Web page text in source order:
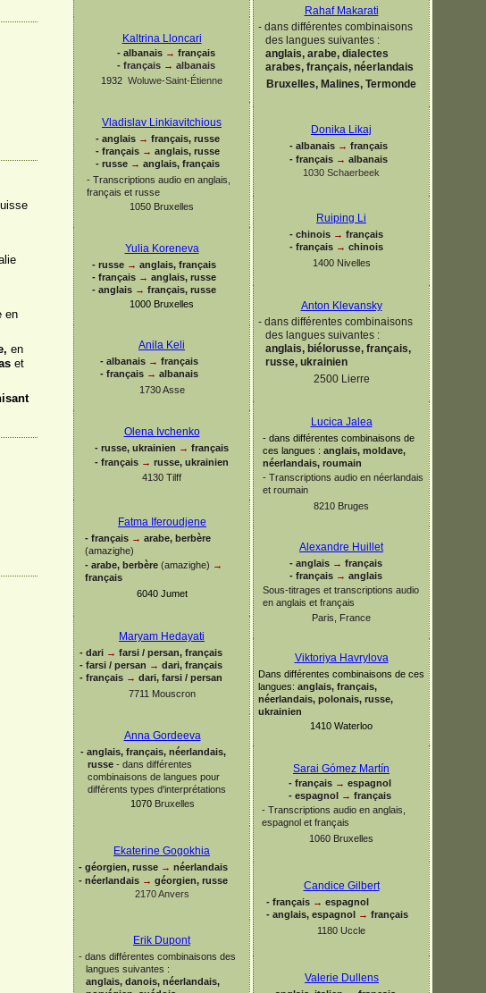
Rahaf Makarati
- dans différentes combinaisons
des langues suivantes :
anglais, arabe, dialectes
arabes, français, néerlandais
Bruxelles, Malines, Termonde
Donika Likaj
- albanais → français
- français → albanais
1030 Schaerbeek
Ruiping Li
- chinois → français
- français → chinois
1400 Nivelles
Anton Klevansky
- dans différentes combinaisons
des langues suivantes :
anglais, biélorusse, français,
russe, ukrainien
2500 Lierre
Lucica Jalea
- dans différentes combinaisons de
ces langues : anglais, moldave,
néerlandais, roumain
- Transcriptions audio en néerlandais
et roumain
8210 Bruges
Alexandre Huillet
- anglais → français
- français → anglais
Sous-titrages et transcriptions audio
en anglais et français
Paris, France
Viktoriya Havrylova
Dans différentes combinaisons de ces
langues: anglais, français,
néerlandais, polonais, russe,
ukrainien
1410 Waterloo
Sarai Gómez Martín
- français → espagnol
- espagnol → français
- Transcriptions audio en anglais,
espagnol et français
1060 Bruxelles
Candice Gilbert
- français → espagnol
- anglais, espagnol → français
1180 Uccle
Valerie Dullens
Kaltrina Lloncari
- albanais → français
- français → albanais
1932 Woluwe-Saint-Étienne
Vladislav Linkiavitchious
- anglais → français, russe
- français → anglais, russe
- russe → anglais, français
- Transcriptions audio en anglais,
français et russe
1050 Bruxelles
Yulia Koreneva
- russe → anglais, français
- français → anglais, russe
- anglais → français, russe
1000 Bruxelles
Anila Keli
- albanais → français
- français → albanais
1730 Asse
Olena Ivchenko
- russe, ukrainien → français
- français → russe, ukrainien
4130 Tilff
Fatma Iferoudjene
- français → arabe, berbère
(amazighe)
- arabe, berbère (amazighe) →
français
6040 Jumet
Maryam Hedayati
- dari → farsi / persan, français
- farsi / persan → dari, français
- français → dari, farsi / persan
7711 Mouscron
Anna Gordeeva
- anglais, français, néerlandais,
russe - dans différentes
combinaisons de langues pour
différents types d'interprétations
1070Bruxelles
Ekaterine Gogokhia
- géorgien, russe → néerlandais
- néerlandais → géorgien, russe
2170 Anvers
Erik Dupont
- dans différentes combinaisons des
langues suivantes :
anglais, danois, néerlandais,
en
en
et